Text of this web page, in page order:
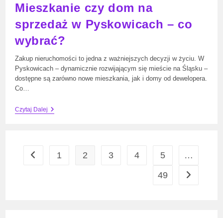
Mieszkanie czy dom na
sprzedaż w Pyskowicach – co
wybrać?
Zakup nieruchomości to jedna z ważniejszych decyzji w życiu. W
Pyskowicach – dynamicznie rozwijającym się mieście na Śląsku –
dostępne są zarówno nowe mieszkania, jak i domy od dewelopera.
Co…
Czytaj DalejMieszkanie
Pyskowicach
Go to the previous page
1 2 3 4 5
…
49
Go to the